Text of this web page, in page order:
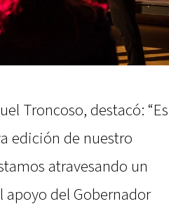
Troncoso, destacó: “Es
edición de nuestro
atravesando un
del Gobernador